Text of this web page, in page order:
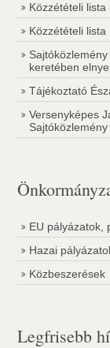
Közzétételi
Közzétételi
keretében
Tájékoztató
Versenyképes
Sajtóközlemény
EU pályázatok,
Hazai
Közbeszerések
Legfrisebb